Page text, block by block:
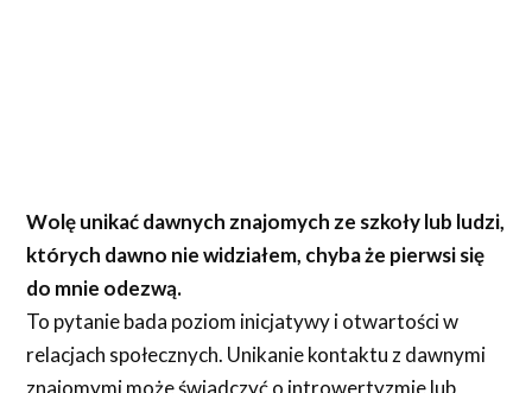
Wolę unikać dawnych znajomych ze szkoły lub ludzi,
których dawno nie widziałem, chyba że pierwsi się
do mnie odezwą.
To pytanie bada poziom inicjatywy i otwartości w
relacjach społecznych. Unikanie kontaktu z dawnymi
znajomymi może świadczyć o introwertyzmie lub